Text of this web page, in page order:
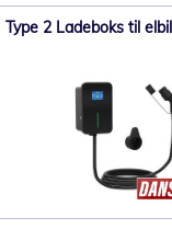
Type 2 Ladeboks til